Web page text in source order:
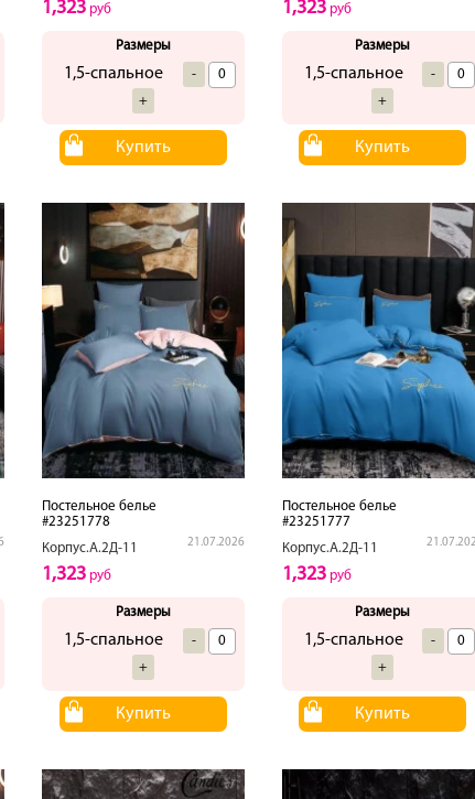
1,323руб
Размеры
1,5-спальное
-
+
Купить
1,323руб
Размеры
1,5-спальное
-
+
Купить
Постельное белье
#23251778
Корпус.А.2Д-11
21.07.2026
1,323руб
Размеры
1,5-спальное
-
+
Купить
Постельное белье
#23251777
Корпус.А.2Д-11
1,323руб
Размеры
1,5-спальное
-
+
Купить